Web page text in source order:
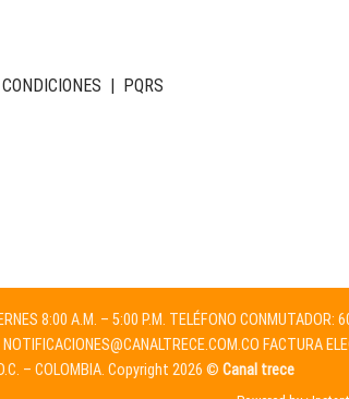
| PQRS
8:00 A.M. – 5:00 P.M. TELÉFONO CONMUTADOR:
NOTIFICACIONES@CANALTRECE.COM.CO FACTURA
– COLOMBIA. Copyright 2026 © Canal trece